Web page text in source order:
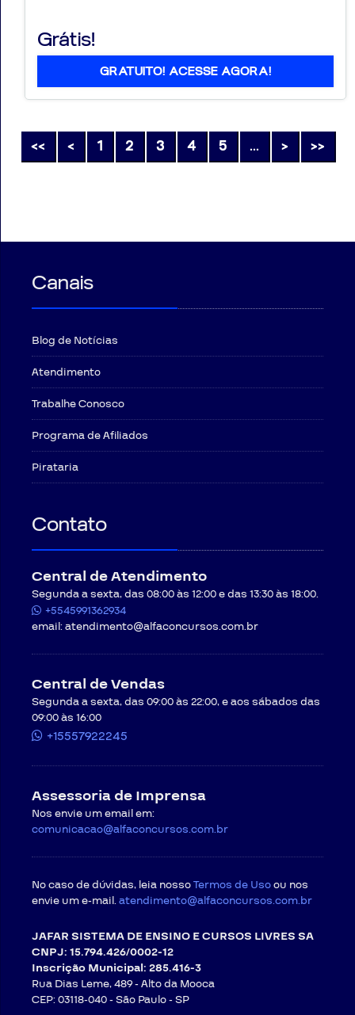
Grátis!
GRATUITO! ACESSE AGORA!
<< < 1 2 3 4 5 ... > >>
Canais
Blog de Notícias
Atendimento
Trabalhe Conosco
Programa de Afiliados
Pirataria
Contato
Central de Atendimento
Segunda a sexta, das 08:00 às 12:00 e das 13:30 às 18:00.
+5545991362934
email:atendimento@alfaconcursos.com.br
Central de Vendas
Segunda a sexta, das 09:00 às 22:00, e aos sábados das
09:00 às 16:00
+15557922245
Assessoria de Imprensa
Nos envie um email em:
comunicacao@alfaconcursos.com.br
No caso de dúvidas, leia nossoTermos de Usoou nos
envie um e-mail.atendimento@alfaconcursos.com.br
JAFAR SISTEMA DE ENSINO E CURSOS LIVRES SA
CNPJ: 15.794.426/0002-12
Inscrição Municipal: 285.416-3
Rua Dias Leme, 489 - Alto da Mooca
CEP: 03118-040 -São Paulo - SP